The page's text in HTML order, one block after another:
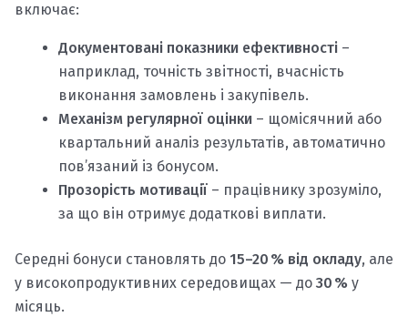
включає:
Документовані показники ефективності –
наприклад, точність звітності, вчасність
виконання замовлень і закупівель.
Механізм регулярної оцінки – щомісячний або
квартальний аналіз результатів, автоматично
пов’язаний із бонусом.
Прозорість мотивації – працівнику зрозуміло,
за що він отримує додаткові виплати.
Середні бонуси становлять до 15–20 % від окладу, але
у високопродуктивних середовищах — до 30 % у
місяць.